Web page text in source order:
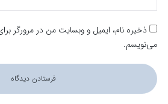
ذخیره نام، ایمیل و وبسایت من در مرورگر
می‌نویسم.